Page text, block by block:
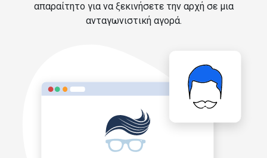
απαραίτητο για να ξεκινήσετε την αρχή σε μια
ανταγωνιστική αγορά.